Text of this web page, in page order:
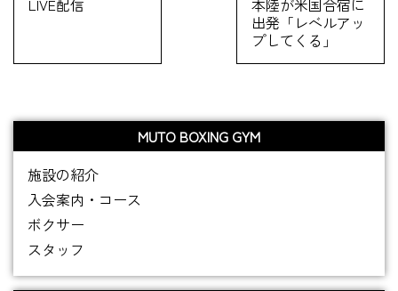
出発「レベルアッ
プしてくる」
MUTO BOXING GYM
施設の紹介
入会案内・コース
ボクサー
スタッフ